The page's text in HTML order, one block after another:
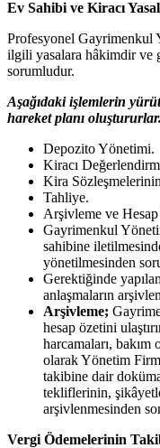
Ev Sahibi ve Kiracı
Profesyonel Gayrimenkul
ilgili yasalara hâkimdir ve
sorumludur.
Aşağıdaki işlemlerin
hareket planı oluştururlar.
Depozito Yönetimi.
Kiracı
Kira
Tahliye.
Arşivleme ve
Gayrimenkul
sahibine
yönetilmesinden
Gerektiğinde
anlaşmaların
Arşivleme;
hesap özetini
harcamaları, bakım
olarak Yönetim
takibine dair
tekliflerinin,
arşivlenmesinden
Vergi Ödemelerinin